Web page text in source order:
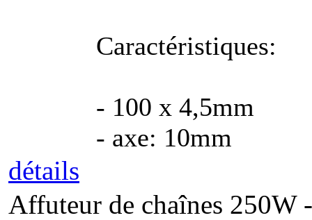
Caractéristiques:
- 100 x 4,5mm
- axe: 10mm
détails
Affuteur de chaînes 250W